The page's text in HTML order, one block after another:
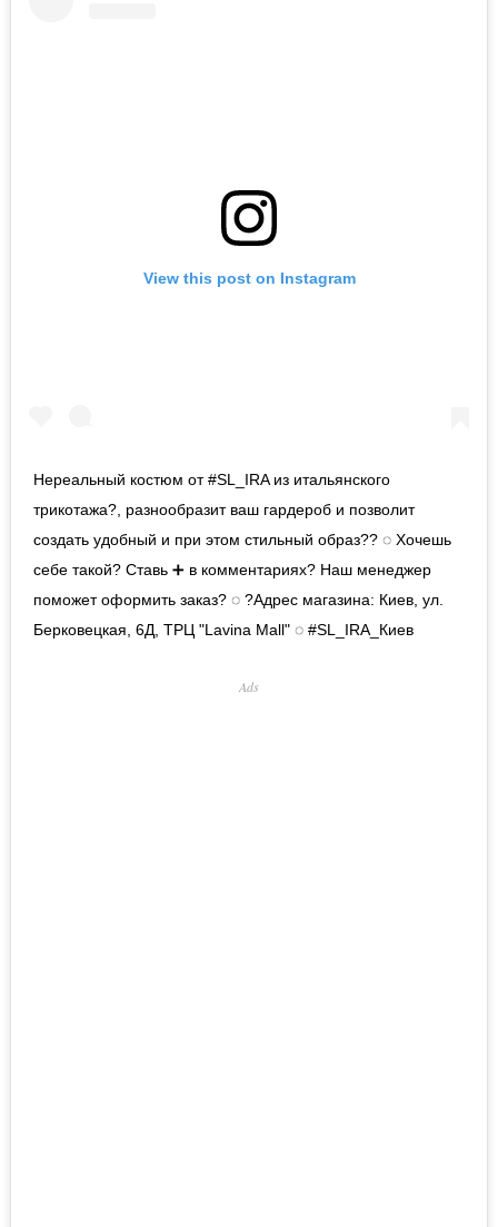
View this post on Instagram
Нереальный костюм от #SL_IRA из итальянского
трикотажа?, разнообразит ваш гардероб и позволит
создать удобный и при этом стильный образ?? ◌ Хочешь
себе такой? Ставь ➕ в комментариях? Наш менеджер
поможет оформить заказ? ◌ ?Адрес магазина: Киев, ул.
Берковецкая, 6Д, ТРЦ "Lavina Mall" ◌ #SL_IRA_Киев
Ads